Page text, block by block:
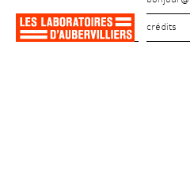
crédits